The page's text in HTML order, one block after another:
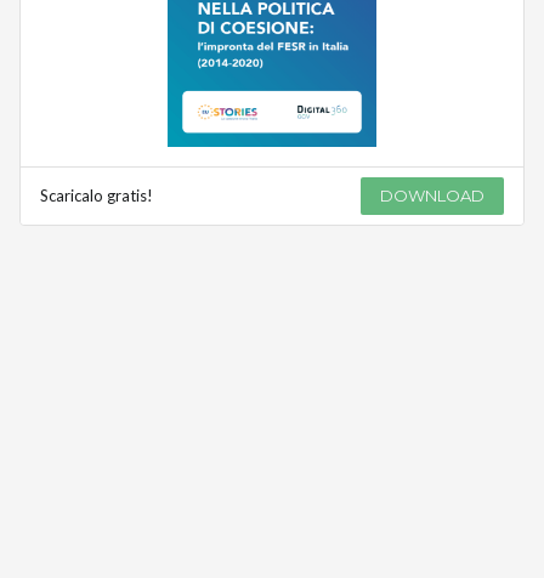
Scaricalo gratis! DOWNLOAD